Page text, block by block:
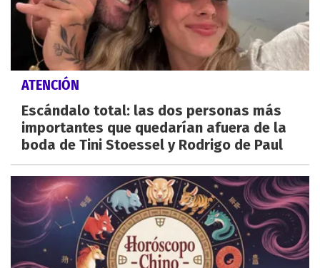
ATENCIÓN
Escándalo total: las dos personas más
importantes que quedarían afuera de la
boda de Tini Stoessel y Rodrigo de Paul